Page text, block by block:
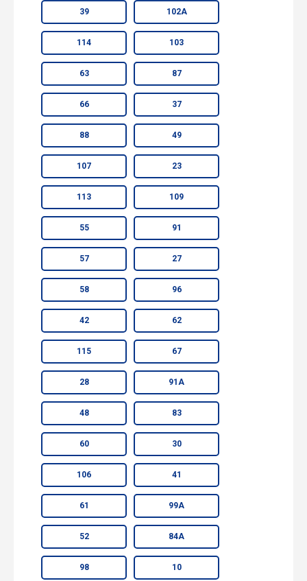
39 102А
114 103
63 87
66 37
88 49
107 23
113 109
55 91
57 27
58 96
42 62
115 67
28 91А
48 83
60 30
106 41
61 99А
52 84А
98 10